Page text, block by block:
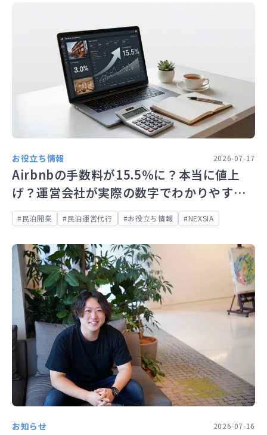
お役立ち情報 2026-07-17
Airbnbの手数料が15.5％に？本当に値上
げ？運営会社が実際の数字でわかりやすく
解説
民泊開業 民泊運営代行 お役立ち情報 NEXSIA
お知らせ 2026-07-16